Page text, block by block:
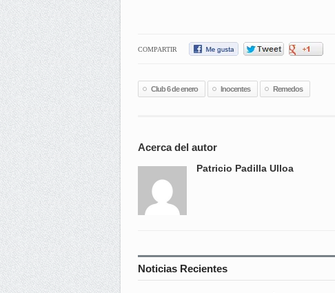
COMPARTIR
Club 6 de enero Inocentes Remedos
Acerca del autor
Patricio Padilla Ulloa
Noticias Recientes